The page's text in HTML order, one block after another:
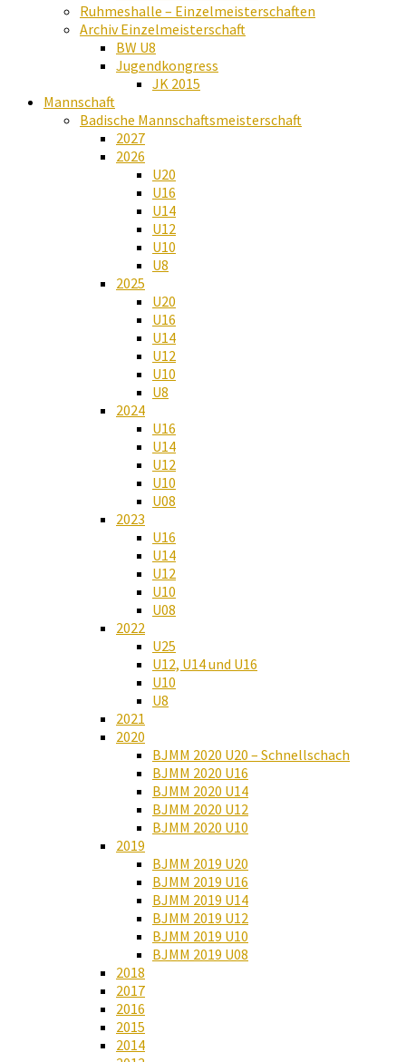
Ruhmeshalle – Einzelmeisterschaften
Archiv Einzelmeisterschaft
BW U8
Jugendkongress
JK 2015
Mannschaft
Badische Mannschaftsmeisterschaft
2027
2026
U20
U16
U14
U12
U10
U8
2025
U20
U16
U14
U12
U10
U8
2024
U16
U14
U12
U10
U08
2023
U16
U14
U12
U10
U08
2022
U25
U12, U14 und U16
U10
U8
2021
2020
BJMM 2020 U20 – Schnellschach
BJMM 2020 U16
BJMM 2020 U14
BJMM 2020 U12
BJMM 2020 U10
2019
BJMM 2019 U20
BJMM 2019 U16
BJMM 2019 U14
BJMM 2019 U12
BJMM 2019 U10
BJMM 2019 U08
2018
2017
2016
2015
2014